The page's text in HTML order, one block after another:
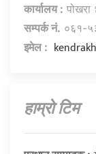
कार्यालय : पोखरा
सम्पर्क नं. ०६१-
इमेल :
हाम्राे टिम